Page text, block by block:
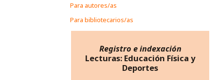
Para autores/as
Para bibliotecarios/as
Registro e indexación
Lecturas: Educación Física y
Deportes